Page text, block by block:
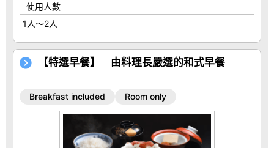
使用人數
1人～2人
【特選早餐】 由料理長嚴選的和式早餐
Breakfast included Room only